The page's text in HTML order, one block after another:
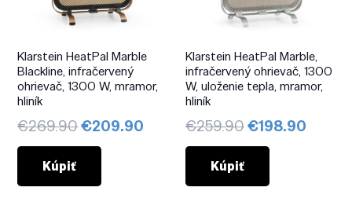
Klarstein HeatPal Marble
Blackline, infračervený
ohrievač, 1300 W, mramor,
hliník
€269.90Pôvodná
cena
€269.90.
€209.90 Aktuálna
€209.90.
Kúpiť
Klarstein HeatPal Marble,
infračervený ohrievač, 1300
W, uloženie tepla, mramor,
hliník
€259.90Pôvodná
cena
€259.90.
€198.90
Kúpiť